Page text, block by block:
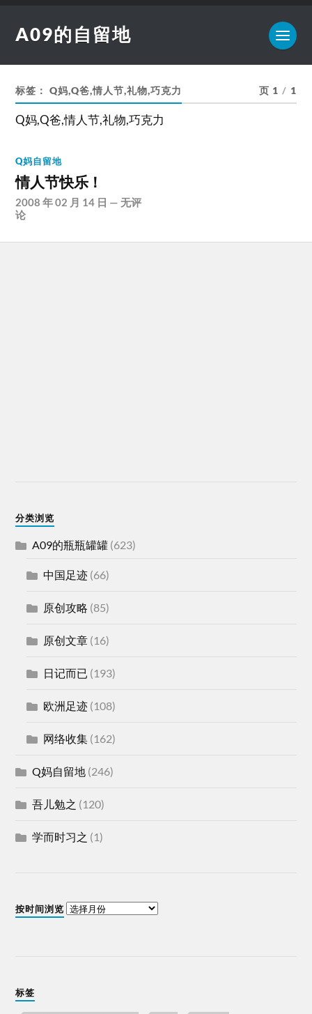
A09的自留地
标签：Q妈,Q爸,情人节,礼物,巧克力 页 1 / 1
Q妈,Q爸,情人节,礼物,巧克力
Q妈自留地
情人节快乐！
2008 年 02 月 14 日 —无评
论
分类浏览
A09的瓶瓶罐罐 (623)
中国足迹 (66)
原创攻略 (85)
原创文章 (16)
日记而已 (193)
欧洲足迹 (108)
网络收集 (162)
Q妈自留地 (246)
吾儿勉之 (120)
学而时习之 (1)
按时间浏览
标签